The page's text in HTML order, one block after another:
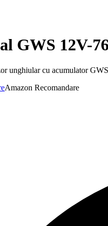
GWS 12V-76
unghiular cu acumulator
Amazon Recomandare